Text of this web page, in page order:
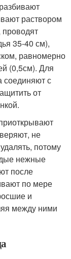
раствором
проводят
35-40 см),
равномерно
(0,5см). Для
соединяют с
от
не
потому
нежные
после
по мере
и
между ними